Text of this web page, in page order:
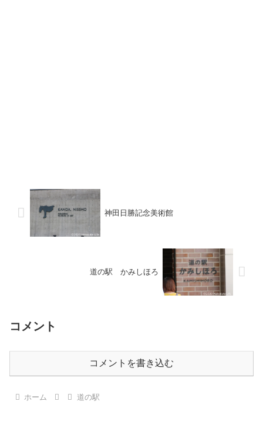
神田日勝記念美術館
道の駅 かみしほろ
コメント
コメントを書き込む
ホーム 道の駅